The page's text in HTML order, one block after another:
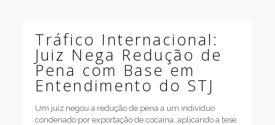
Tráfico Internacional:
Juiz Nega Redução de
Pena com Base em
Entendimento do STJ
Um juiz negou a redução de pena a um indivíduo
condenado por exportação de cocaína, aplicando a tese